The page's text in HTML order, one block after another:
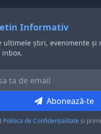
Informativ
ultimele știri, evenimente și
Abonează-te
Politica de Confidențialitateși